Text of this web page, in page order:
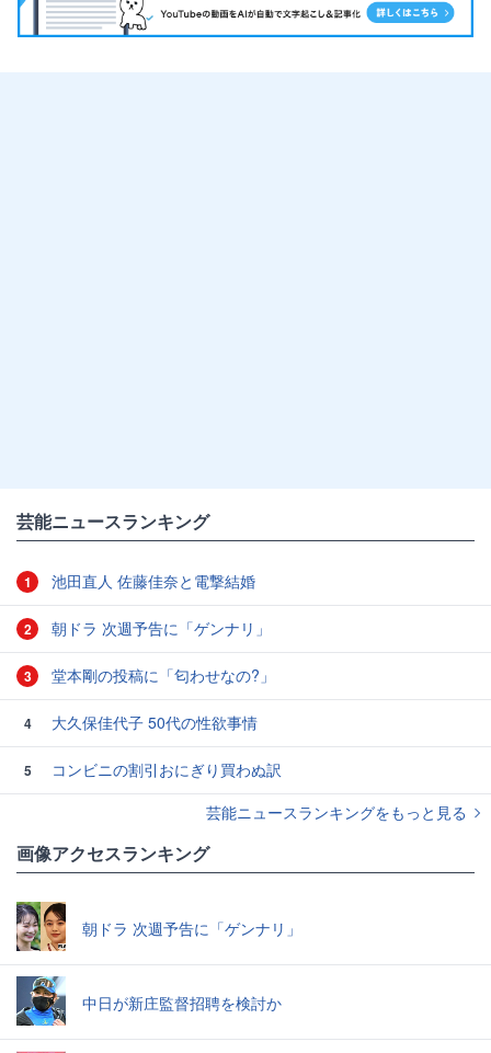
芸能ニュースランキング
1 池田直人 佐藤佳奈と電撃結婚
2 朝ドラ 次週予告に「ゲンナリ」
3 堂本剛の投稿に「匂わせなの?」
4 大久保佳代子 50代の性欲事情
5
コンビニの割引おにぎり買わぬ訳
芸能ニュースランキングをもっと見る
画像アクセスランキング
朝ドラ 次週予告に「ゲンナリ」
中日が新庄監督招聘を検討か